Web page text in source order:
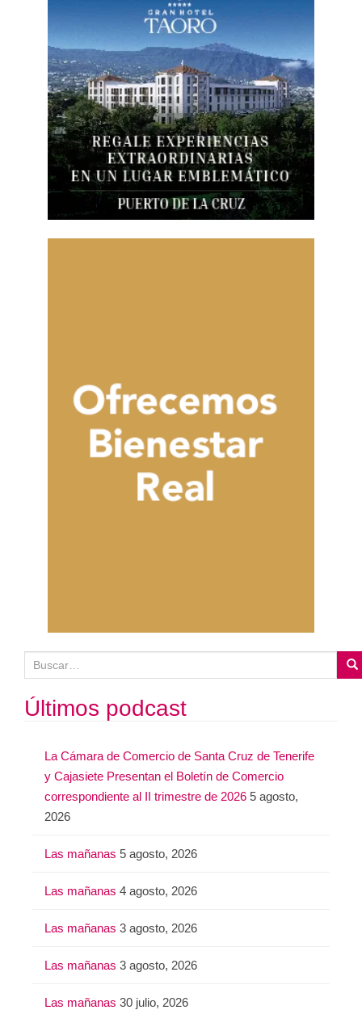
u
sÚltimos podcast
La Cámara de Comercio de Santa Cruz de Tenerife
y Cajasiete Presentan el Boletín de Comercio
correspondiente al II trimestre de 2026 5 agosto,
2026
Las mañanas 5 agosto, 2026
Las mañanas 4 agosto, 2026
Las mañanas 3 agosto, 2026
Las mañanas 3 agosto, 2026
Las mañanas 30 julio, 2026